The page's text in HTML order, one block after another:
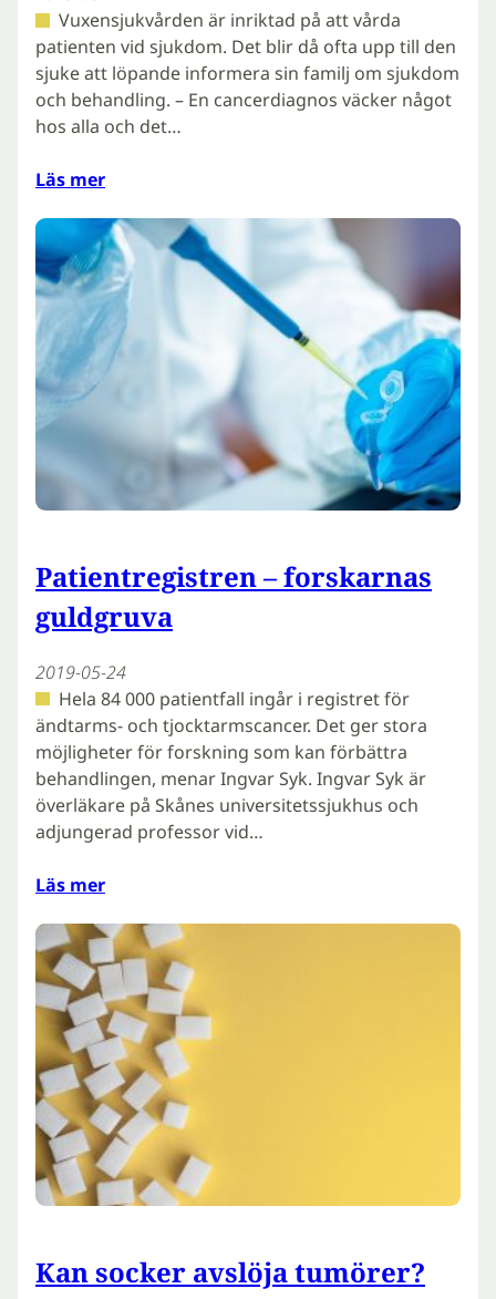
Vuxensjukvården är inriktad på att vårda
patienten vid sjukdom. Det blir då ofta upp till den
sjuke att löpande informera sin familj om sjukdom
och behandling. – En cancerdiagnos väcker något
hos alla och det…
Läs mer
Patientregistren – forskarnas
guldgruva
2019-05-24
Hela 84 000 patientfall ingår i registret för
ändtarms- och tjocktarmscancer. Det ger stora
möjligheter för forskning som kan förbättra
behandlingen, menar Ingvar Syk. Ingvar Syk är
överläkare på Skånes universitetssjukhus och
adjungerad professor vid…
Läs mer
Kan socker avslöja tumörer?